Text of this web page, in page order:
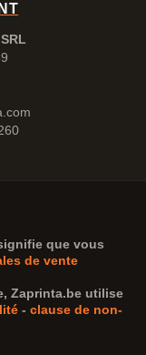
que vous
de vente
Zaprinta.be utilise
- clause de non-